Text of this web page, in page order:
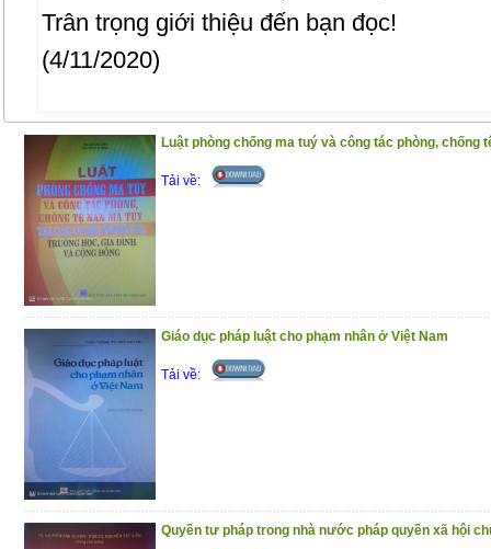
Trân trọng giới thiệu đến bạn đọc!
(4/11/2020)
Luật phòng chống ma tuý và công tác phòng, chống
Tải về:
Giáo dục pháp luật cho phạm nhân ở Việt Nam
Tải về:
Quyền tư pháp trong nhà nước pháp quyền xã hội